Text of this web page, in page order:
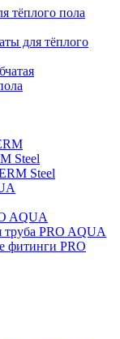
тёплого пола
для тёплого
Steel
Steel
AQUA
PRO AQUA
фитинги PRO